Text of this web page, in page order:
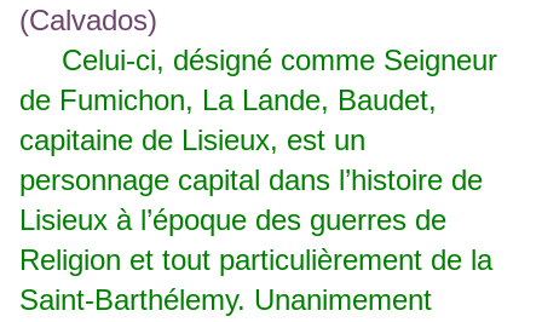
Celui-ci, désigné comme Seigneur
de Fumichon, La Lande, Baudet,
capitaine de Lisieux, est un
personnage capital dans l’histoire de
Lisieux à l’époque des guerres de
Religion et tout particulièrement de la
Saint-Barthélemy. Unanimement